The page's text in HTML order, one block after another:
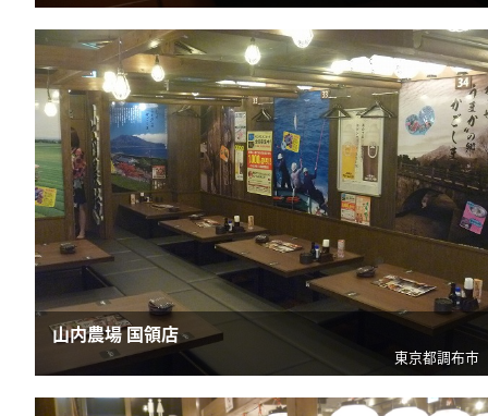
山内農場 国領店
東京都調布市